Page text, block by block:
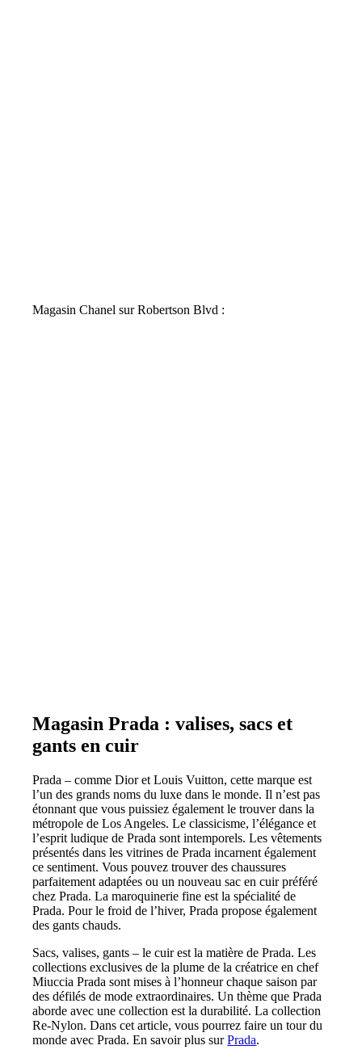
Magasin Chanel sur Robertson Blvd :
Magasin Prada : valises, sacs et
gants en cuir
Prada – comme Dior et Louis Vuitton, cette marque est
l’un des grands noms du luxe dans le monde. Il n’est pas
étonnant que vous puissiez également le trouver dans la
métropole de Los Angeles. Le classicisme, l’élégance et
l’esprit ludique de Prada sont intemporels. Les vêtements
présentés dans les vitrines de Prada incarnent également
ce sentiment. Vous pouvez trouver des chaussures
parfaitement adaptées ou un nouveau sac en cuir préféré
chez Prada. La maroquinerie fine est la spécialité de
Prada. Pour le froid de l’hiver, Prada propose également
des gants chauds.
Sacs, valises, gants – le cuir est la matière de Prada. Les
collections exclusives de la plume de la créatrice en chef
Miuccia Prada sont mises à l’honneur chaque saison par
des défilés de mode extraordinaires. Un thème que Prada
aborde avec une collection est la durabilité. La collection
Re-Nylon. Dans cet article, vous pourrez faire un tour du
monde avec Prada. En savoir plus surPrada.